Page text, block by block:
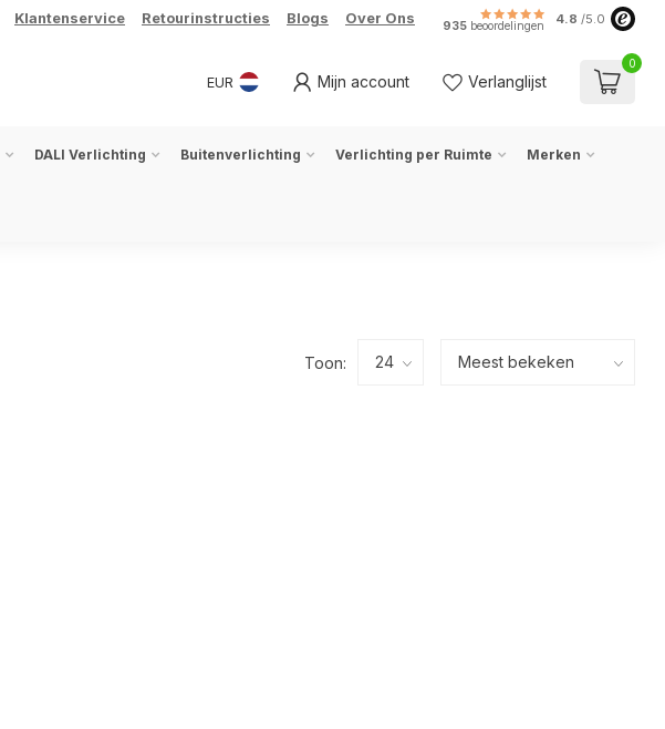
Klantenservice Retourinstructies Blogs Over Ons 935 beoordelingen 4.8 /5.0
EUR Mijn account Verlanglijst
0
DALI Verlichting Buitenverlichting Verlichting per Ruimte Merken
Toon: